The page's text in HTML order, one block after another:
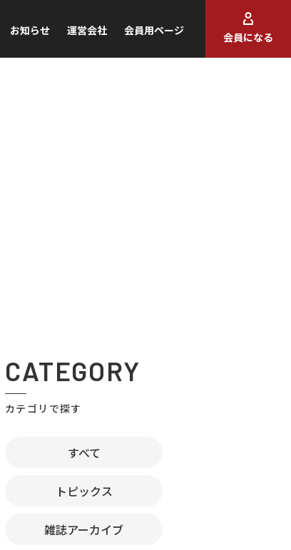
お知らせ 運営会社 会員用ページ
会員になる
CATEGORY
カテゴリで探す
すべて
トピックス
雑誌アーカイブ